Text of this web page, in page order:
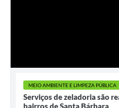
MEIO AMBIENTE E LIMPEZA PÚBLICA
Serviços de zeladoria são
bairros de Santa Bárbara